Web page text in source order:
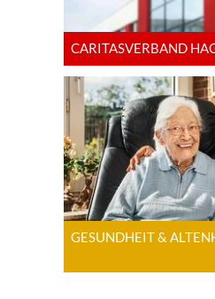
CARITASVERBAND
GESUNDHEIT &